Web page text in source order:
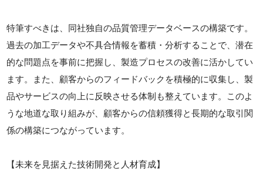
特筆すべきは、同社独自の品質管理データベースの構築です。
過去の加工データや不具合情報を蓄積・分析することで、潜在
的な問題点を事前に把握し、製造プロセスの改善に活かしてい
ます。また、顧客からのフィードバックを積極的に収集し、製
品やサービスの向上に反映させる体制も整えています。このよ
うな地道な取り組みが、顧客からの信頼獲得と長期的な取引関
係の構築につながっています。
【未来を見据えた技術開発と人材育成】